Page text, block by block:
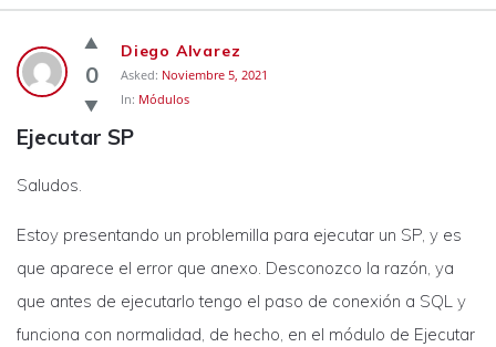
Rocketbot
Forum
Latest
Questions
0
Diego Alvarez
Asked: Noviembre 5, 2021
In: Módulos
Ejecutar SP
Saludos.
Estoy presentando un problemilla para ejecutar un SP, y es
que aparece el error que anexo. Desconozco la razón, ya
que antes de ejecutarlo tengo el paso de conexión a SQL y
funciona con normalidad, de hecho, en el módulo de Ejecutar